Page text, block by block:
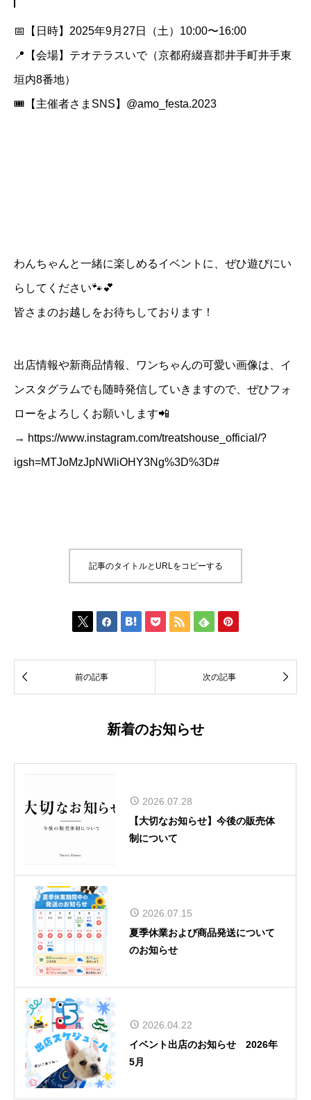
📅【日時】2025年9月27日（土）10:00〜16:00
📍【会場】テオテラスいで（京都府綴喜郡井手町井手東
垣内8番地）
🎟️【主催者さまSNS】 @amo_festa.2023
わんちゃんと一緒に楽しめるイベントに、ぜひ遊びにい
らしてください🐾💕
皆さまのお越しをお待ちしております！
出店情報や新商品情報、ワンちゃんの可愛い画像は、イ
ンスタグラムでも随時発信していきますので、ぜひフォ
ローをよろしくお願いします📲
→ https://www.instagram.com/treatshouse_official/?
igsh=MTJoMzJpNWliOHY3Ng%3D%3D#
記事のタイトルとURLをコピーする
      
 前の記事 次の記事 
新着のお知らせ
2026.07.28
【大切なお知らせ】今後の販売体
制について
2026.07.15
夏季休業および商品発送について
のお知らせ
2026.04.22
イベント出店のお知らせ 2026年
5月